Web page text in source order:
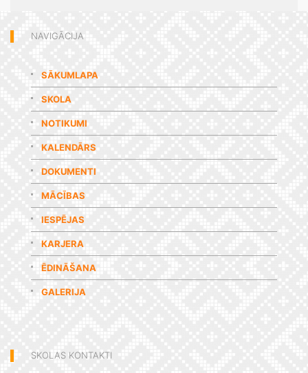
NAVIGĀCIJA
SĀKUMLAPA
SKOLA
NOTIKUMI
KALENDĀRS
DOKUMENTI
MĀCĪBAS
IESPĒJAS
KARJERA
ĒDINĀŠANA
GALERIJA
SKOLAS KONTAKTI